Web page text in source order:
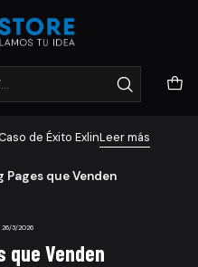
de Éxito ExlinLeer más
Pages que Venden
26/3/2026
que Venden